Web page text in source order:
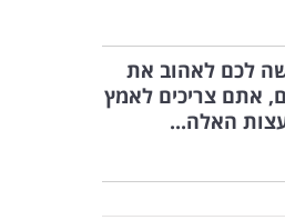
לכם לאהוב את
אתם צריכים לאמץ
האלה...